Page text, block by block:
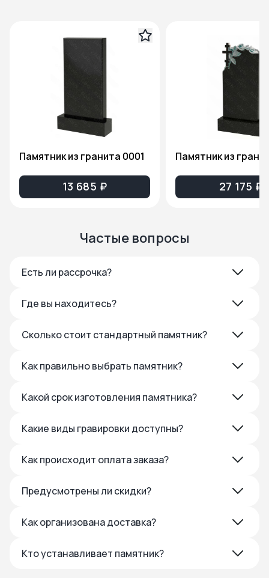
Памятник из гранита 0001
13 685 ₽ 27 175 ₽
Частые вопросы
Есть ли рассрочка?
Где вы находитесь?
Сколько стоит стандартный памятник?
Как правильно выбрать памятник?
Какой срок изготовления памятника?
Какие виды гравировки доступны?
Как происходит оплата заказа?
Предусмотрены ли скидки?
Как организована доставка?
Кто устанавливает памятник?